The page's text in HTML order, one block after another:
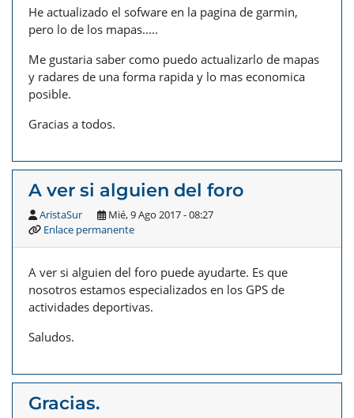
He actualizado el sofware en la pagina de garmin,
pero lo de los mapas.....
Me gustaria saber como puedo actualizarlo de mapas
y radares de una forma rapida y lo mas economica
posible.
Gracias a todos.
A ver si alguien del foro
AristaSur
Mié, 9 Ago 2017 - 08:27
Enlace permanente
A ver si alguien del foro puede ayudarte. Es que
nosotros estamos especializados en los GPS de
actividades deportivas.
Saludos.
Gracias.